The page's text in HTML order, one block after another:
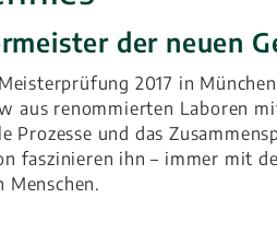
der neuen
2017 in
aus renommierten Laboren
Prozesse und das
faszinieren ihn – immer mit
Menschen.